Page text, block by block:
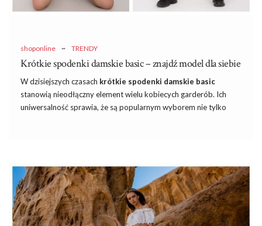
shoponline ~ TRENDY
Krótkie spodenki damskie basic – znajdź model dla siebie
W dzisiejszych czasach krótkie spodenki damskie basic
stanowią nieodłączny element wielu kobiecych garderób. Ich
uniwersalność sprawia, że są popularnym wyborem nie tylko
ubraniu. Krótkie spodenki basic, które oferujehurtownia
spodenek basic to nie tylko element letniej garderoby, ale
również wszechstronny element, który można stylizować na
wiele różnych sposobów, dostosowując do aktualnych trendów
czy osobistego gustu. W tym kontekście warto przyjrzeć się